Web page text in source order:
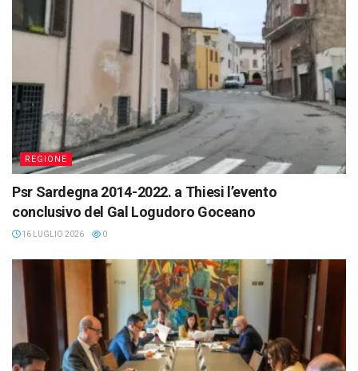
REGIONE
Psr Sardegna 2014-2022. a Thiesi l’evento
conclusivo del Gal Logudoro Goceano
16 LUGLIO 2026 0